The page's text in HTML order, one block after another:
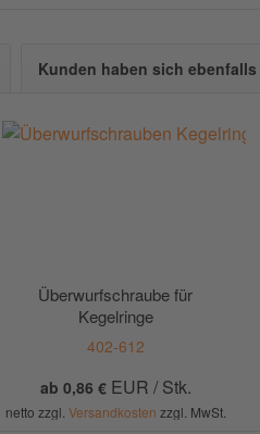
Kunden haben sich
Überwurfschraube für
Kegelringe
402-612
ab 0,86 € EUR / Stk.
netto zzgl. Versandkosten zzgl. MwSt.